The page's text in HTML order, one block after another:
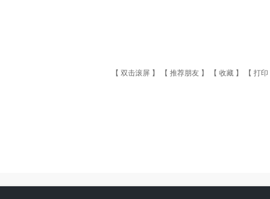
【 双击滚屏 】 【 推荐朋友 】 【 收藏 】 【 打印